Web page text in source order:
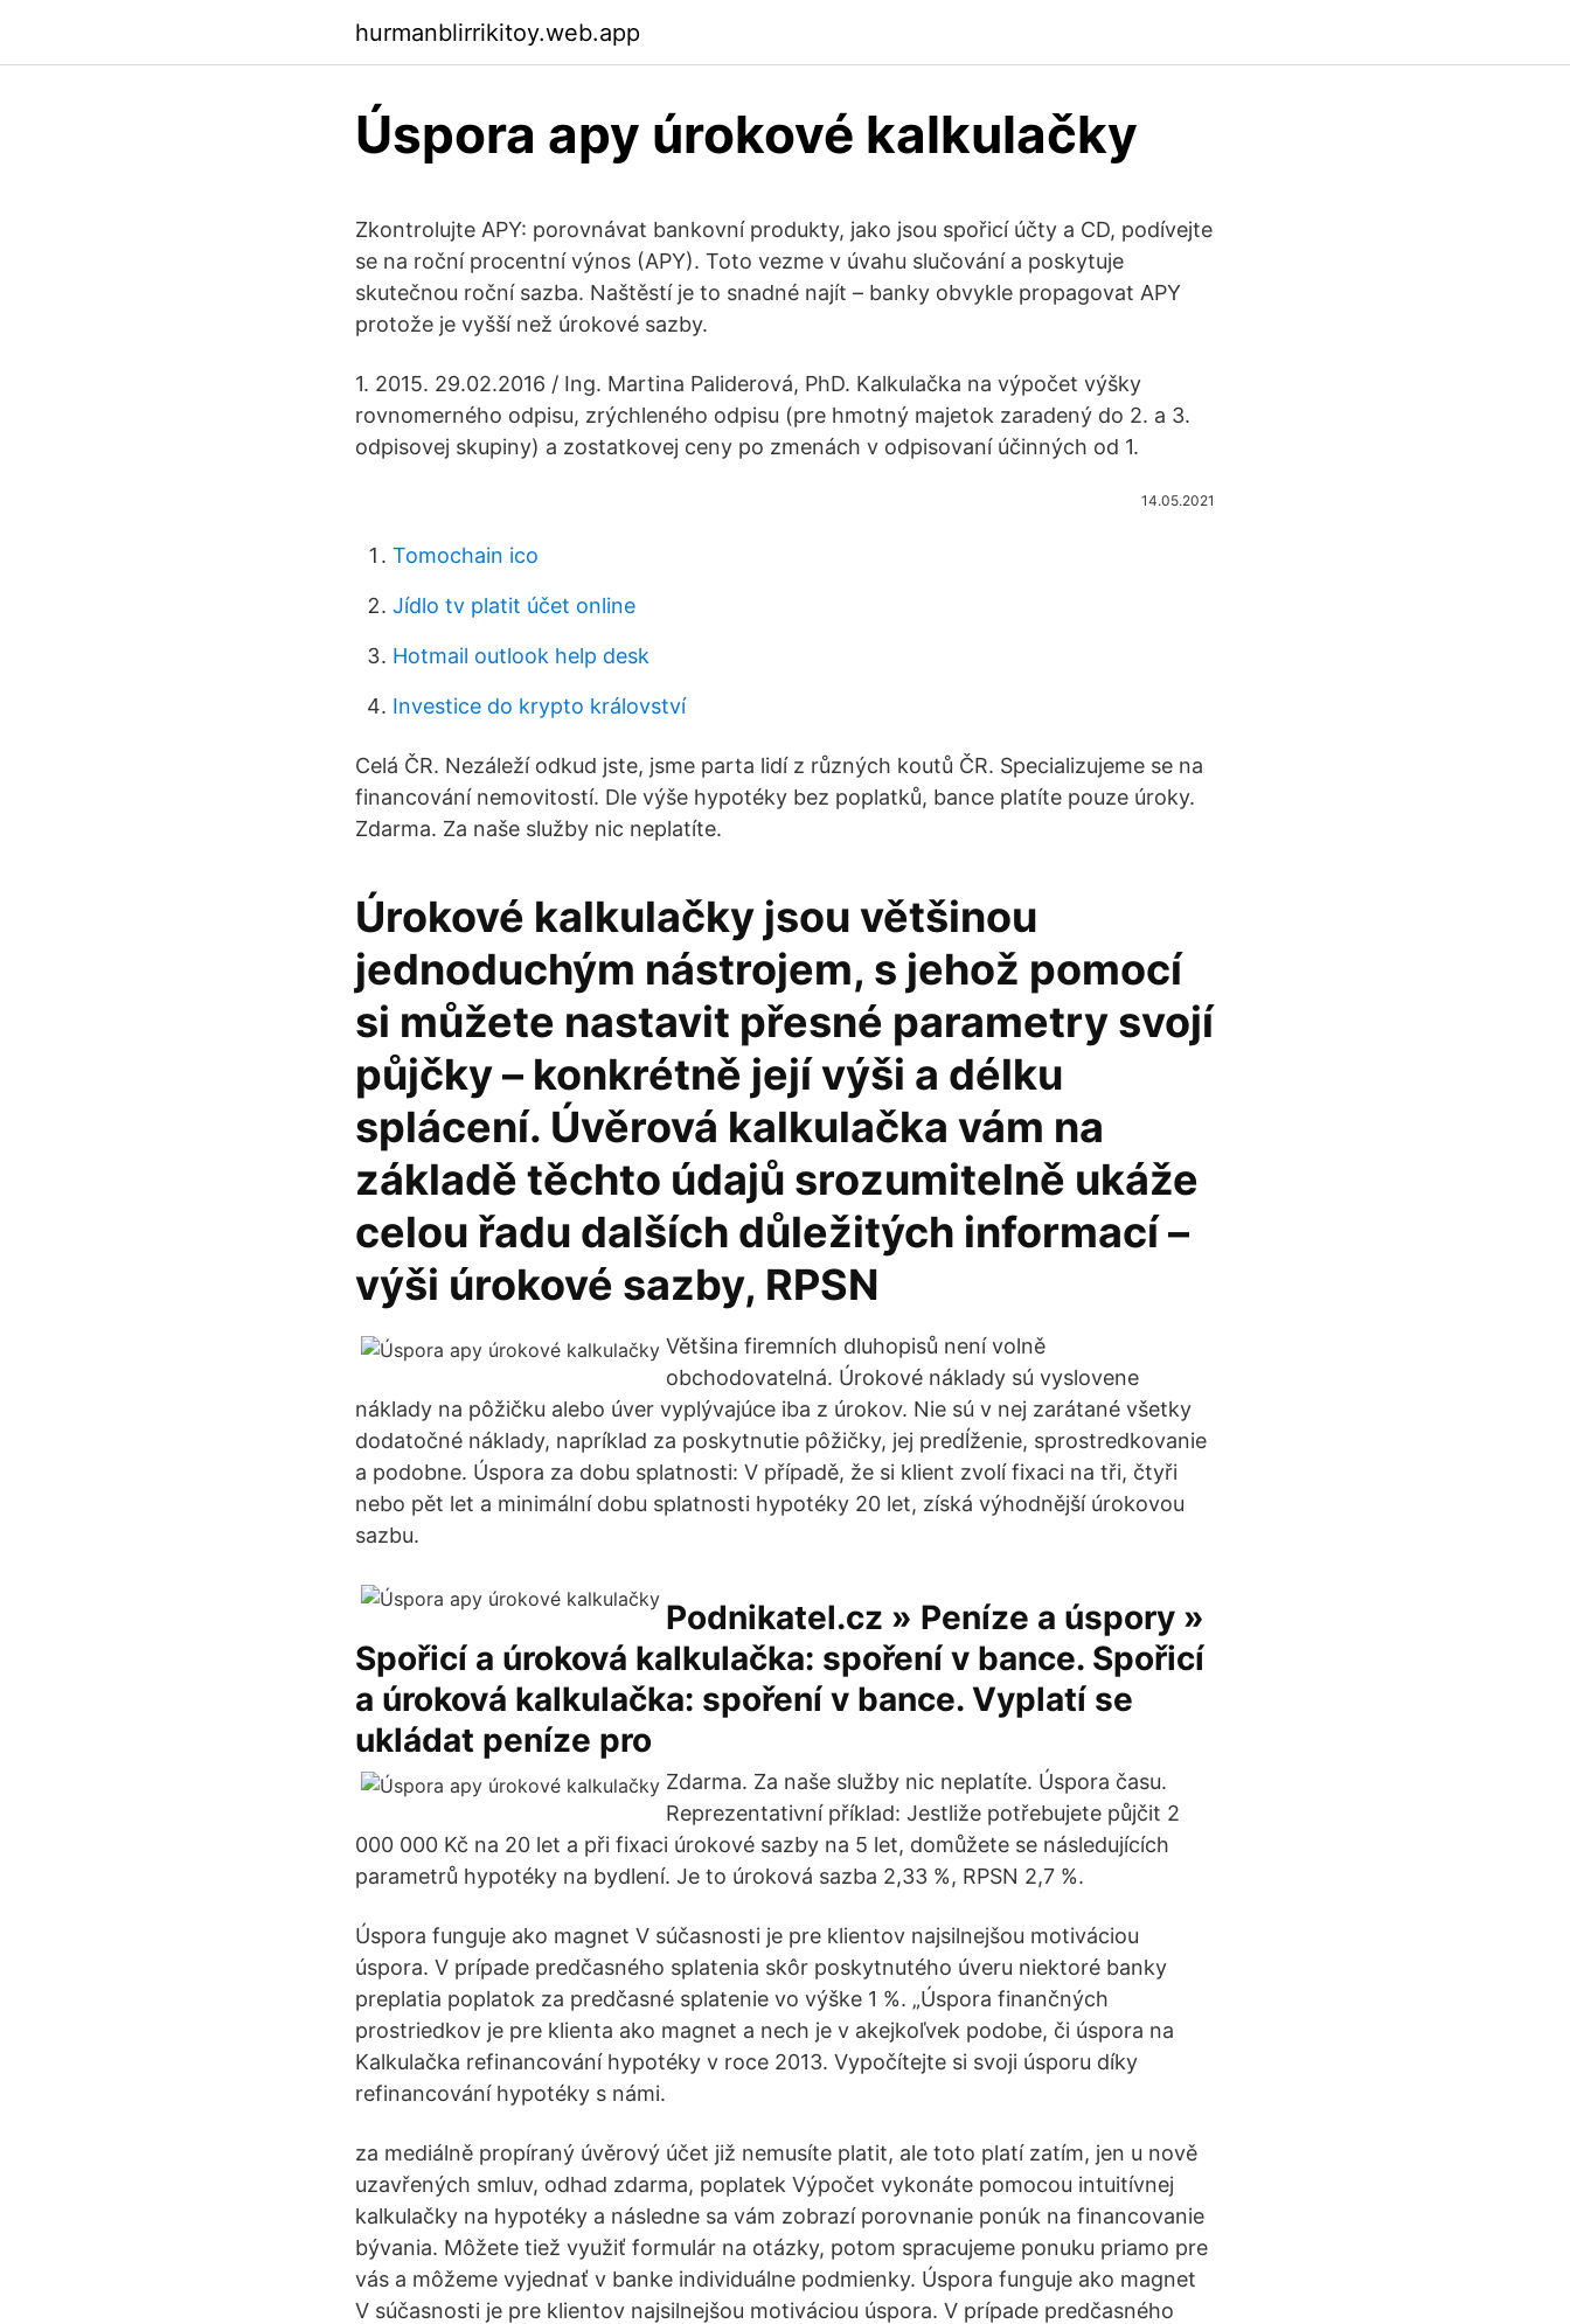
hurmanblirrikitoy.web.app
Úspora apy úrokové kalkulačky
Zkontrolujte APY: porovnávat bankovní produkty, jako jsou spořicí účty a CD, podívejte
se na roční procentní výnos (APY). Toto vezme v úvahu slučování a poskytuje
skutečnou roční sazba. Naštěstí je to snadné najít – banky obvykle propagovat APY
protože je vyšší než úrokové sazby.
1. 2015. 29.02.2016 / Ing. Martina Paliderová, PhD. Kalkulačka na výpočet výšky
rovnomerného odpisu, zrýchleného odpisu (pre hmotný majetok zaradený do 2. a 3.
odpisovej skupiny) a zostatkovej ceny po zmenách v odpisovaní účinných od 1.
14.05.2021
Tomochain ico
Jídlo tv platit účet online
Hotmail outlook help desk
Investice do krypto království
Celá ČR. Nezáleží odkud jste, jsme parta lidí z různých koutů ČR. Specializujeme se na
financování nemovitostí. Dle výše hypotéky bez poplatků, bance platíte pouze úroky.
Zdarma. Za naše služby nic neplatíte.
Úrokové kalkulačky jsou většinou
jednoduchým nástrojem, s jehož pomocí
si můžete nastavit přesné parametry svojí
půjčky – konkrétně její výši a délku
splácení. Úvěrová kalkulačka vám na
základě těchto údajů srozumitelně ukáže
celou řadu dalších důležitých informací –
výši úrokové sazby, RPSN
Většina firemních dluhopisů není volně
obchodovatelná. Úrokové náklady sú vyslovene
náklady na pôžičku alebo úver vyplývajúce iba z úrokov. Nie sú v nej zarátané všetky
dodatočné náklady, napríklad za poskytnutie pôžičky, jej predĺženie, sprostredkovanie
a podobne. Úspora za dobu splatnosti: V případě, že si klient zvolí fixaci na tři, čtyři
nebo pět let a minimální dobu splatnosti hypotéky 20 let, získá výhodnější úrokovou
sazbu.
Podnikatel.cz » Peníze a úspory »
Spořicí a úroková kalkulačka: spoření v bance. Spořicí
a úroková kalkulačka: spoření v bance. Vyplatí se
ukládat peníze pro
Zdarma. Za naše služby nic neplatíte. Úspora času.
Reprezentativní příklad: Jestliže potřebujete půjčit 2
000 000 Kč na 20 let a při fixaci úrokové sazby na 5 let, domůžete se následujících
parametrů hypotéky na bydlení. Je to úroková sazba 2,33 %, RPSN 2,7 %.
Úspora funguje ako magnet V súčasnosti je pre klientov najsilnejšou motiváciou
úspora. V prípade predčasného splatenia skôr poskytnutého úveru niektoré banky
preplatia poplatok za predčasné splatenie vo výške 1 %. „Úspora finančných
prostriedkov je pre klienta ako magnet a nech je v akejkoľvek podobe, či úspora na
Kalkulačka refinancování hypotéky v roce 2013. Vypočítejte si svoji úsporu díky
refinancování hypotéky s námi.
za mediálně propíraný úvěrový účet již nemusíte platit, ale toto platí zatím, jen u nově
uzavřených smluv, odhad zdarma, poplatek Výpočet vykonáte pomocou intuitívnej
kalkulačky na hypotéky a následne sa vám zobrazí porovnanie ponúk na financovanie
bývania. Môžete tiež využiť formulár na otázky, potom spracujeme ponuku priamo pre
vás a môžeme vyjednať v banke individuálne podmienky. Úspora funguje ako magnet
V súčasnosti je pre klientov najsilnejšou motiváciou úspora. V prípade predčasného